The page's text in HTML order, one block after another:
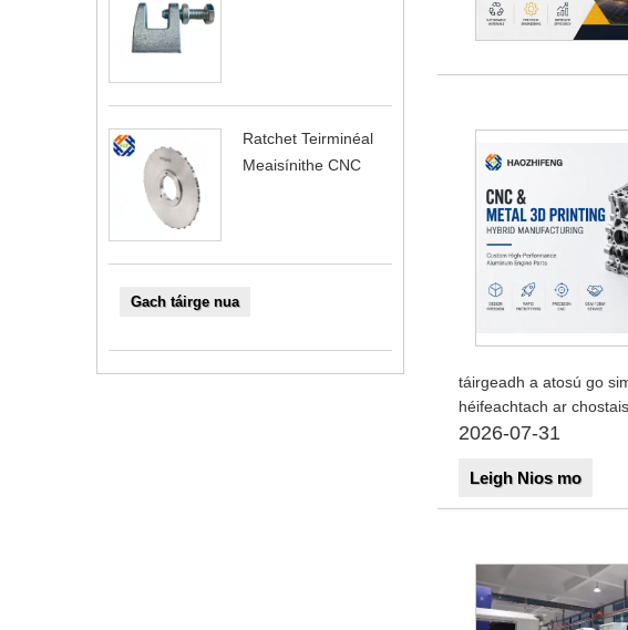
Ratchet Teirminéal
Meaisínithe CNC
Gach táirge nua
táirgeadh a atosú go
héifeachtach ar
2026-07-31
Leigh Nios mo